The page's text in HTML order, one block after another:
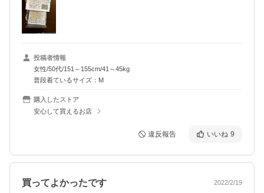
投稿者情報
女性/50代/151～155cm/41～45kg
普段着ているサイズ：M
購入したストア
安心して買えるお店
違反報告 いいね 9
買ってよかったです 2022/2/19